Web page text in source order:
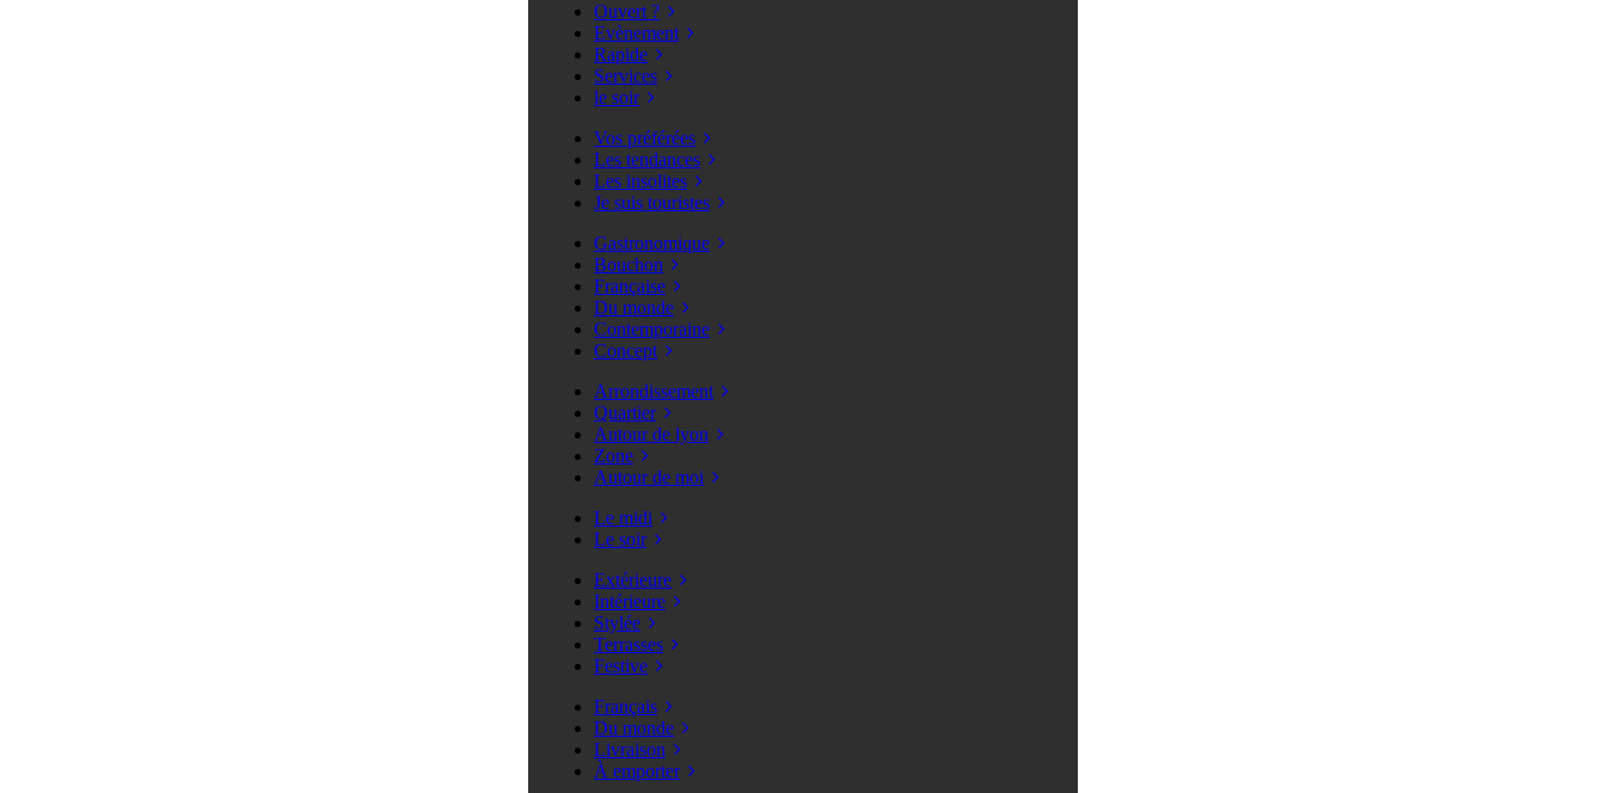
Ouvert ?
Evènement
Rapide
Services
le soir
Vos préférées
Les tendances
Les insolites
Je suis touristes
Gastronomique
Bouchon
Française
Du monde
Contemporaine
Concept
Arrondissement
Quartier
Autour de lyon
Zone
Autour de moi
Le midi
Le soir
Extérieure
Intérieure
Stylée
Terrasses
Festive
Français
Du monde
Livraison
À emporter